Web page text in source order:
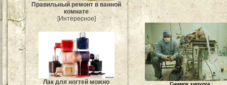
Правильный ремонт в ванной
комнате
[Интересное]
Лак для ногтей можно Снимок хирурга